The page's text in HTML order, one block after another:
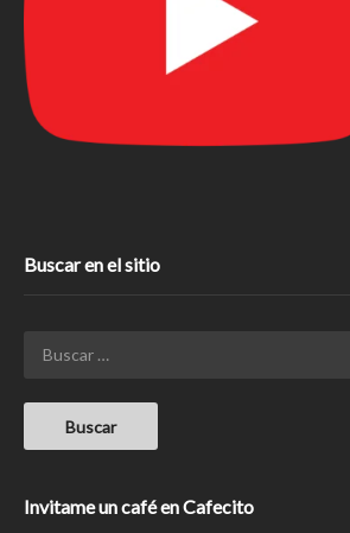
Buscar en el sitio
Invitame un café en Cafecito